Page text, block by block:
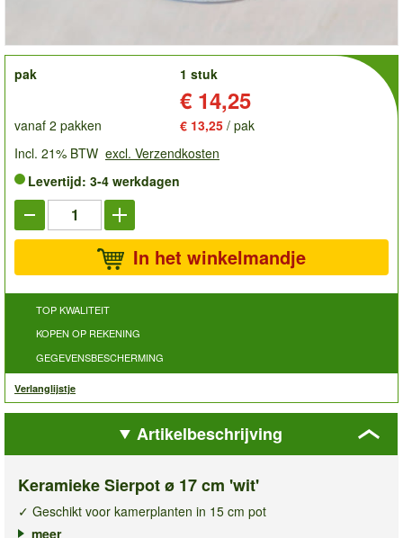
order
pak
1 stuk
€ 14,25
vanaf 2 pakken € 13,25 / pak
Incl. 21% BTW excl. Verzendkosten
Levertijd: 3-4 werkdagen
In het winkelmandje
TOP KWALITEIT
KOPEN OP REKENING
GEGEVENSBESCHERMING
Verlanglijstje
Artikelbeschrijving
Keramieke Sierpot ø 17 cm 'wit'
✓ Geschikt voor kamerplanten in 15 cm pot
✓ Schok- & krasbestendig
meer